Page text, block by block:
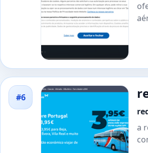
#6
a